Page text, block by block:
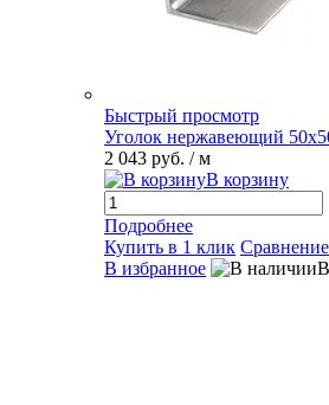
Быстрый просмотр
Уголок нержавеющий
2 043 руб. / м
В корзину
Подробнее
Купить в 1 клик Сравнение
В избранное